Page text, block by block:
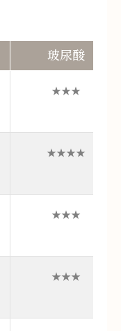
玻尿酸
★★★
★★★★
★★★
★★★